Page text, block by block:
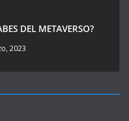
DEL METAVERSO?
2023